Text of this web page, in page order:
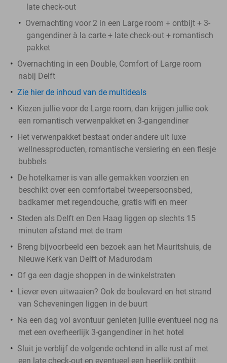
late check-out
Overnachting voor 2 in een Large room + ontbijt + 3-
gangendiner à la carte + late check-out + romantisch
pakket
Overnachting in een Double, Comfort of Large room
nabij Delft
Zie hier de inhoud van de multideals
Kiezen jullie voor de Large room, dan krijgen jullie ook
een romantisch verwenpakket en 3-gangendiner
Het verwenpakket bestaat onder andere uit luxe
wellnessproducten, romantische versiering en een flesje
bubbels
De hotelkamer is van alle gemakken voorzien en
beschikt over een comfortabel tweepersoonsbed,
badkamer met regendouche, gratis wifi en meer
Steden als Delft en Den Haag liggen op slechts 15
minuten afstand met de tram
Breng bijvoorbeeld een bezoek aan het Mauritshuis, de
Nieuwe Kerk van Delft of Madurodam
Of ga een dagje shoppen in de winkelstraten
Liever even uitwaaien? Ook de boulevard en het strand
van Scheveningen liggen in de buurt
Na een dag vol avontuur genieten jullie eventueel nog na
met een overheerlijk 3-gangendiner in het hotel
Sluit je verblijf de volgende ochtend in alle rust af met
een late check-out en eventueel een heerlijk ontbijt